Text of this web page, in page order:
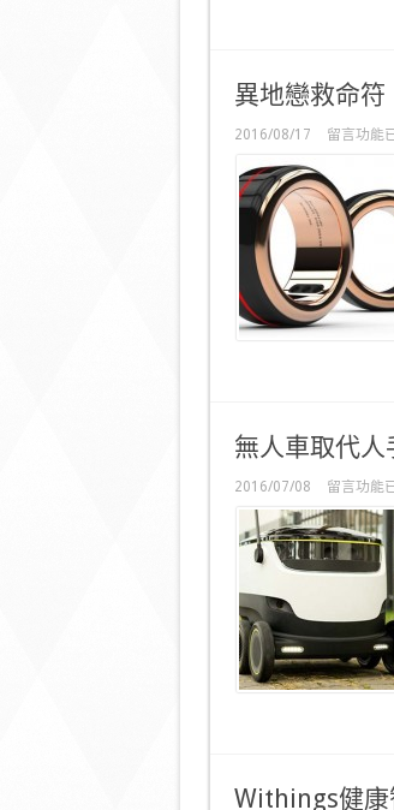
呆？〉
中
異地戀救命符
2016/08/17
在
地
戀
救
符！
心
跳
情
留言功能
無人車取代人
2016/07/08
在
〈無
人
車
取
貨
純
出？〉
留言功能
Withings健康